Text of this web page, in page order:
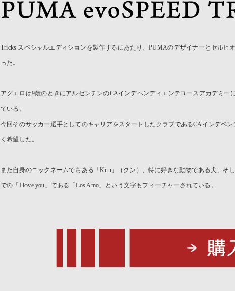
Tricks スペシャルエディションを製作するにあたり、PUMAのデザイナーとセル
った。
アグエロは9歳のときにアルゼンチンのCAインデペンディエンテユースアカデミ
ている。
今回そのサッカー選手としてのキャリアをスタートしたクラブであるCAインデペ
く希望した。
また自身のニックネームでもある「Kun」（クン）、特に好きな動物である犬、
での「I love you」である「Los Amo」という文字もフィーチャーされている。